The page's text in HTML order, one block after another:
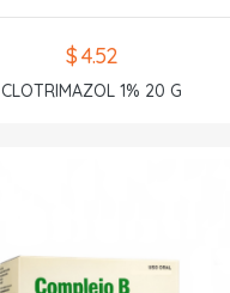
$ 4.52
CLOTRIMAZOL 1% 20 G